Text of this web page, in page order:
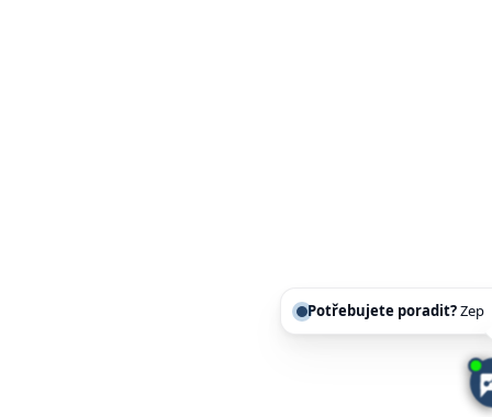
Potřebujete poradit?Zeptejte se našeho as